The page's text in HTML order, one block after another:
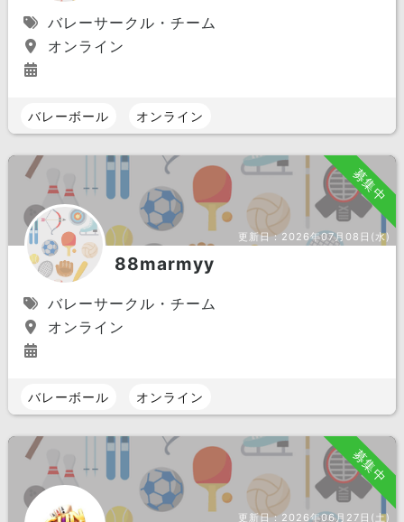
バレーサークル・チーム
オンライン
バレーボール オンライン
募集中
更新日：2026年07月08日(水)
88marmyy
バレーサークル・チーム
オンライン
バレーボール オンライン
募集中
更新日：2026年06月27日(土)